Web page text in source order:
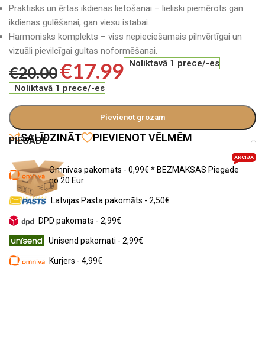
Praktisks un ērtas ikdienas lietošanai – lieliski piemērots gan
ikdienas gulēšanai, gan viesu istabai.
Harmonisks komplekts – viss nepieciešamais pilnvērtīgai un
vizuāli pievilcīgai gultas noformēšanai.
€20.00€17.99 Noliktavā 1 prece/-es
Noliktavā 1 prece/-es
Pievienot grozam
SALĪDZINĀT PIEVIENOT VĒLMĒM
PIEGĀDE
Omnivas pakomāts - 0,99€ * BEZMAKSAS Piegāde
no 20 Eur
AKCIJA
Latvijas Pasta pakomāts - 2,50€
DPD pakomāts - 2,99€
Unisend pakomāti - 2,99€
Kurjers - 4,99€